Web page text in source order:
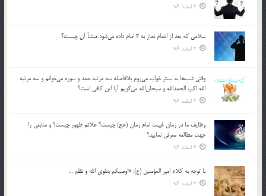
2 اسفند 96
سلامي كه بعد از اتمام نماز به 3 امام داده مي‌شود منشأ آن چيست؟
2 اسفند 96
وقتي شب‌ها به بستر خواب مي‌روم بلافاصله سه مرتبه حمد و سوره مي‌خوانم و سه مرتبه
الله اكبر، الحمدالله و سبحان‌الله مي‌گويم آيا اين كافي است؟
2 اسفند 96
وظايف ما در زمان غيبت امام زمان (عج) چيست؟ علائم ظهور چيست؟ و منابعي را
جهت مطالعه معرفي نماييد؟
2 اسفند 96
با توجه به كلام امير المؤمنين (ع): «اوصيكم بتقوي الله و نظم …
2 اسفند 96